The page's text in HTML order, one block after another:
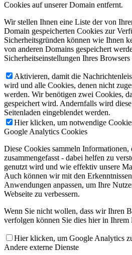
Cookies auf unserer Domain entfernt.
Wir stellen Ihnen eine Liste der von
Domain gespeicherten Cookies zur
Sicherheitsgründen können wie Ihnen
von anderen Domains gespeichert
Sicherheitseinstellungen Ihres Browsers
Aktivieren, damit die
wird und alle Cookies, denen nicht
werden. Wir benötigen zwei Cookies,
gespeichert wird. Andernfalls wird
Seitenladen eingeblendet werden.
Hier klicken, um notwendige
Google Analytics Cookies
Diese Cookies sammeln Informationen,
zusammengefasst - dabei helfen zu
genutzt wird und wie effektiv unsere
Auch können wir mit den
Anwendungen anpassen, um Ihre
Webseite zu verbessern.
Wenn Sie nicht wollen, dass wir Ihren
verfolgen können Sie dies hier in
Hier klicken, um Google Analytics
Andere externe Dienste